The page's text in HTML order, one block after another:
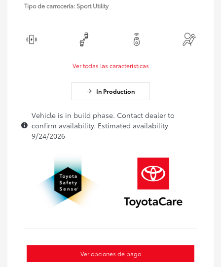
Tipo de carrocería: Sport Utility
Ver todas las características
In Production
Vehicle is in build phase. Contact dealer to
confirm availability. Estimated availability
9/24/2026
Ver opciones de pago